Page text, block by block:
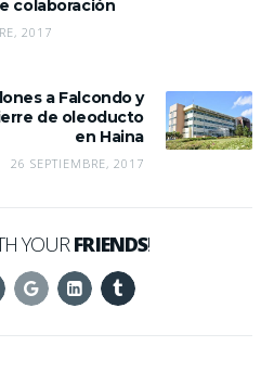
colaboración
2017
a Falcondo y
de oleoducto
en Haina
26 SEPTIEMBRE, 2017
YOURFRIENDS!